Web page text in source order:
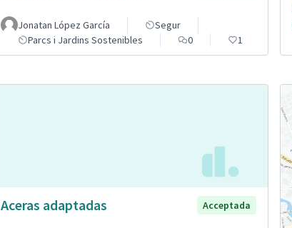
Jonatan López García
Segur
Parcs i Jardins Sostenibles
0 1
Aceras adaptadas Acceptada